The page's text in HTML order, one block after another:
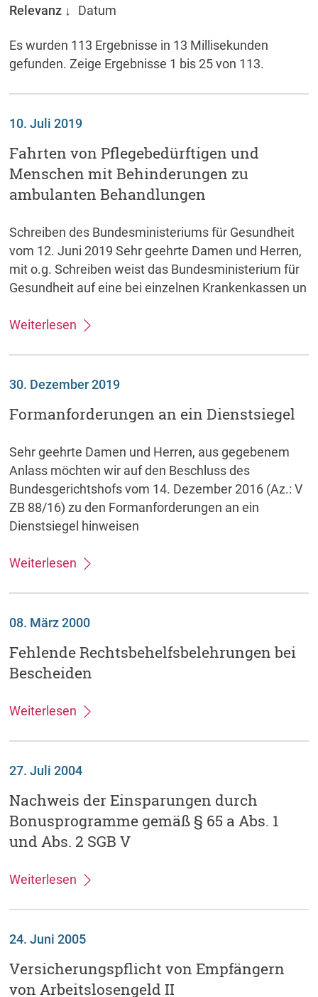
Relevanz Datum
Es wurden 113 Ergebnisse in 13 Millisekunden
gefunden. Zeige Ergebnisse 1 bis 25 von 113.
10. Juli 2019
Fahrten von Pflegebedürftigen und
Menschen mit Behinderungen zu
ambulanten Behandlungen
Schreiben des Bundesministeriums für Gesundheit
vom 12. Juni 2019 Sehr geehrte Damen und Herren,
mit o.g. Schreiben weist das Bundesministerium für
Gesundheit auf eine bei einzelnen Krankenkassen un
Weiterlesen
30. Dezember 2019
Formanforderungen an ein Dienstsiegel
Sehr geehrte Damen und Herren, aus gegebenem
Anlass möchten wir auf den Beschluss des
Bundesgerichtshofs vom 14. Dezember 2016 (Az.: V
ZB 88/16) zu den Formanforderungen an ein
Dienstsiegel hinweisen
Weiterlesen
08. März 2000
Fehlende Rechtsbehelfsbelehrungen bei
Bescheiden
Weiterlesen
27. Juli 2004
Nachweis der Einsparungen durch
Bonusprogramme gemäß § 65 a Abs. 1
und Abs. 2 SGB V
Weiterlesen
24. Juni 2005
Versicherungspflicht von Empfängern
von Arbeitslosengeld II